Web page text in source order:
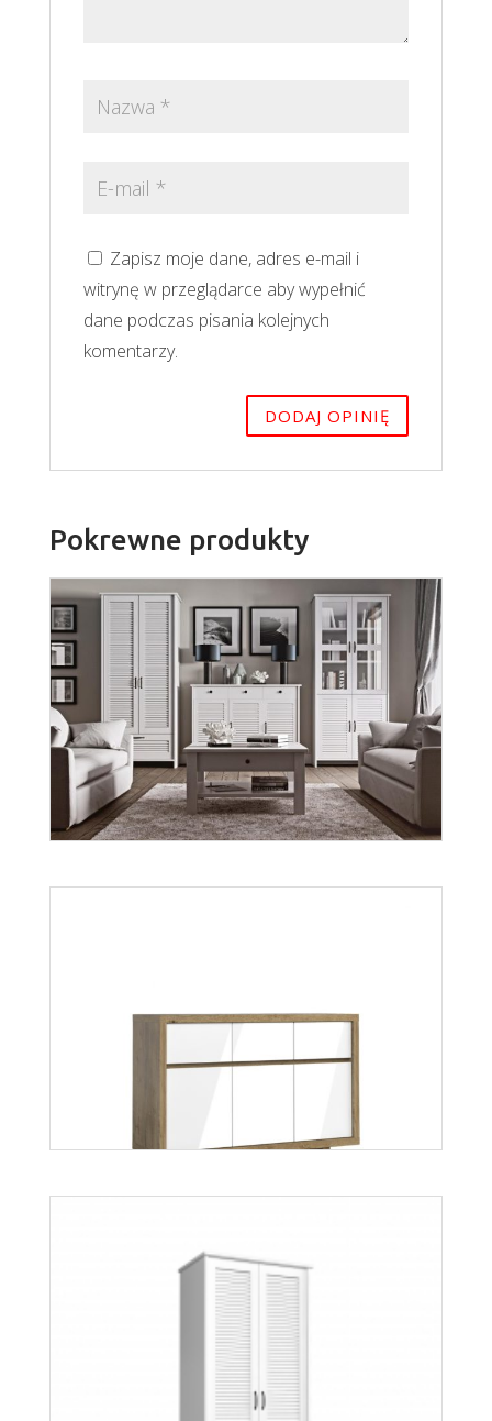
Zapisz moje dane, adres e-mail i
witrynę w przeglądarce aby wypełnić
dane podczas pisania kolejnych
komentarzy.
Pokrewne produkty
Więcej
Aspen K3S
Więcej